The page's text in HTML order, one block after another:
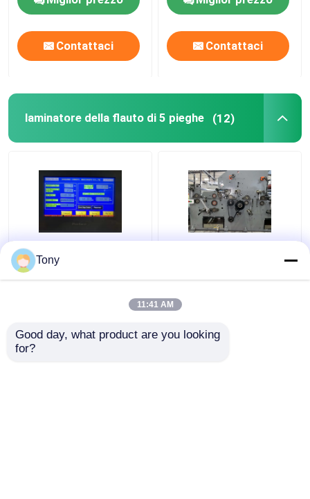
Contattaci Contattaci
laminatore della flauto di 5 pieghe (12)
Macchina
plastificatrice
flauti 5000 pezzi / ora
DW-1650
laminatore della
scanalatura di 5 pieghe
di 1650*1450mm
Tony
11:41 AM
Good day, what product are you looking
for?